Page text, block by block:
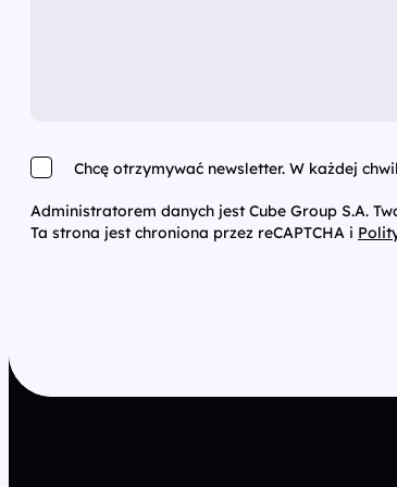
Chcę otrzymywać newsletter. W każdej
Administratorem danych jest Cube Group S.A.
Ta strona jest chroniona przez reCAPTCHA i